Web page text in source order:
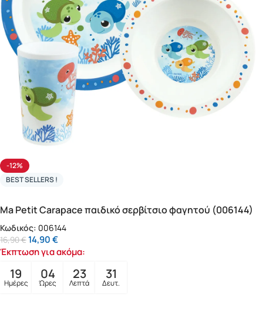
-12%
BEST SELLERS !
Ma Petit Carapace παιδικό σερβίτσιο φαγητού (006144)
Κωδικός: 006144
16,90€14,90€
Έκπτωση για ακόμα:
19
Ημέρες
04
Ώρες
23
Λεπτά
29
Δευτ.